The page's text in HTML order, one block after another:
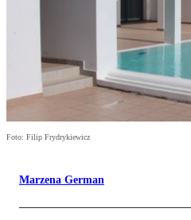
Foto: Filip Frydrykiewicz
Marzena German